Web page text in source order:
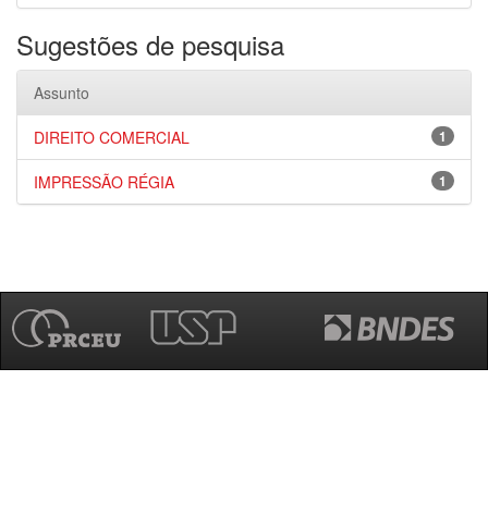
Sugestões de pesquisa
Assunto
1
DIREITO COMERCIAL
1
IMPRESSÃO RÉGIA